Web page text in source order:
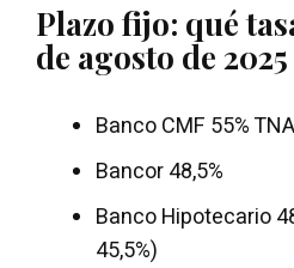
Plazo fijo: qué
de agosto de 2025
Banco CMF 55% TNA
Bancor 48,5%
Banco Hipotecario
45,5%)